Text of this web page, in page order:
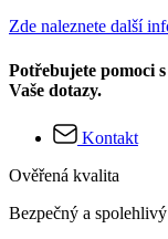
Zde naleznete další
Potřebujete pomoci
Vaše dotazy.
Kontakt
Ověřená kvalita
Bezpečný a